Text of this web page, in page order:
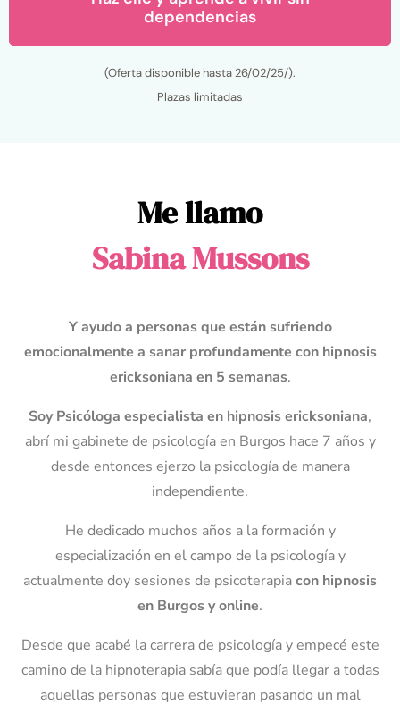
dependencias
(Oferta disponible hasta 26/02/25/).
Plazas limitadas
Me llamo
Sabina Mussons
Y ayudo a personas que están sufriendo
emocionalmente a sanar profundamente con hipnosis
ericksoniana en 5 semanas.
Soy Psicóloga especialista en hipnosis ericksoniana,
abrí mi gabinete de psicología en Burgos hace 7 años y
desde entonces ejerzo la psicología de manera
independiente.
He dedicado muchos años a la formación y
especialización en el campo de la psicología y
actualmente doy sesiones de psicoterapiacon hipnosis
en Burgos y online.
Desde que acabé la carrera de psicología y empecé este
camino de la hipnoterapia sabía que podía llegar a todas
aquellas personas que estuvieran pasando un mal